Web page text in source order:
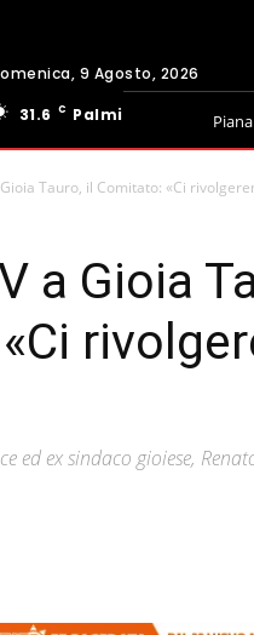
9 Agosto, 2026
31.6
C Palmi Piana
Tauro, il Comitato: «Ci
a Gioia
ed ex sindaco gioiese,